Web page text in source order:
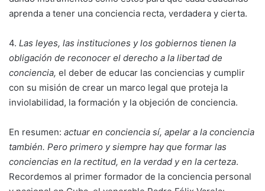
aprenda a tener una conciencia recta, verdadera y cierta.
4. Las leyes, las instituciones y los gobiernos tienen la
obligación de reconocer el derecho a la libertad de
conciencia, el deber de educar las conciencias y cumplir
con su misión de crear un marco legal que proteja la
inviolabilidad, la formación y la objeción de conciencia.
En resumen: actuar en conciencia sí, apelar a la conciencia
también. Pero primero y siempre hay que formar las
conciencias en la rectitud, en la verdad y en la certeza.
Recordemos al primer formador de la conciencia personal